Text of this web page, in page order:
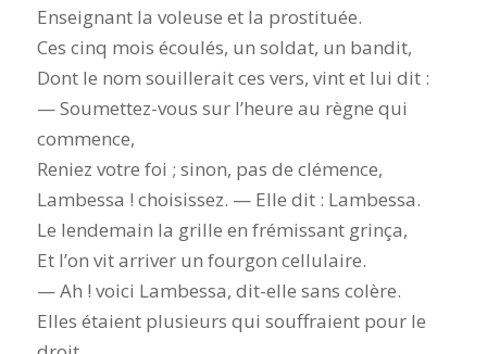
Enseignant la voleuse et la prostituée.
Ces cinq mois écoulés, un soldat, un bandit,
Dont le nom souillerait ces vers, vint et lui dit :
— Soumettez-vous sur l’heure au règne qui
commence,
Reniez votre foi ; sinon, pas de clémence,
Lambessa ! choisissez. — Elle dit : Lambessa.
Le lendemain la grille en frémissant grinça,
Et l’on vit arriver un fourgon cellulaire.
— Ah ! voici Lambessa, dit-elle sans colère.
Elles étaient plusieurs qui souffraient pour le